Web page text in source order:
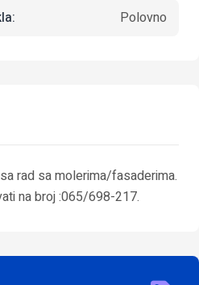
Polovno
rad sa molerima/fasaderima.
na broj :065/698-217.